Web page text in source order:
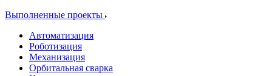
Выполненные проекты
Автоматизация
Роботизация
Механизация
Орбитальная сварка